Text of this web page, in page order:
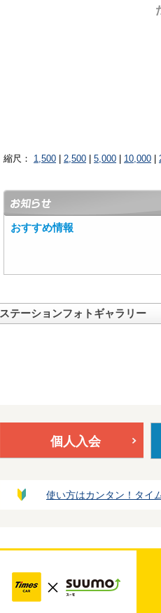
縮尺： 1,500 2,500 5,000 10,000
おすすめ情報
ステーションフォトギャラリー
個人入会
使い方はカンタン！タイ